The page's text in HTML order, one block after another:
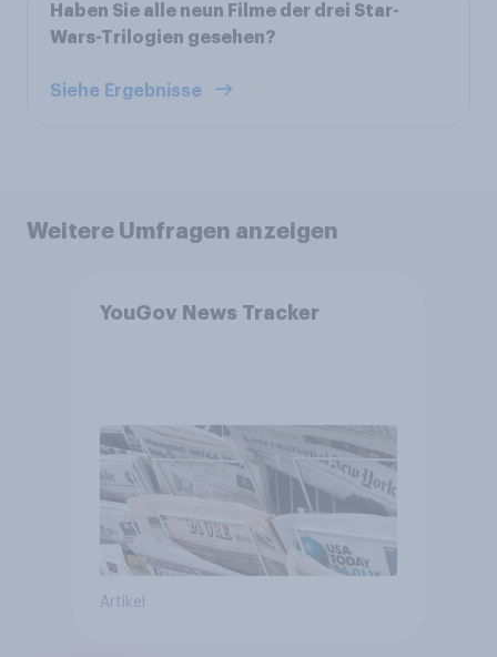
Haben Sie alle neun Filme der drei Star-
Wars-Trilogien gesehen?
Siehe Ergebnisse
Weitere Umfragen anzeigen
YouGov News Tracker
Artikel